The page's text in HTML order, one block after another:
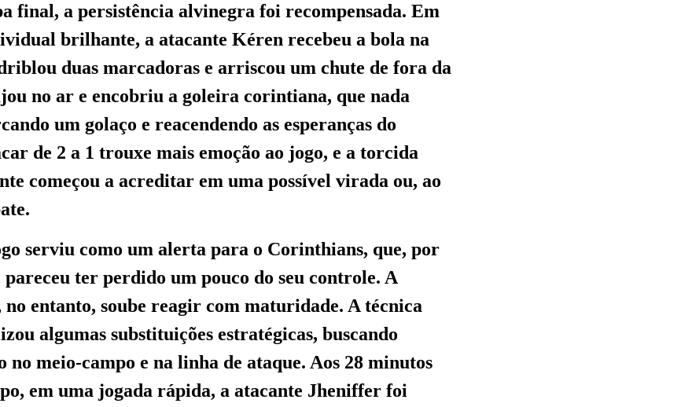
final, a persistência alvinegra foi recompensada. Em
brilhante, a atacante Kéren recebeu a bola na
duas marcadoras e arriscou um chute de fora da
no ar e encobriu a goleira corintiana, que nada
um golaço e reacendendo as esperanças do
de 2 a 1 trouxe mais emoção ao jogo, e a torcida
começou a acreditar em uma possível virada ou, ao
serviu como um alerta para o Corinthians, que, por
ter perdido um pouco do seu controle. A
no entanto, soube reagir com maturidade. A técnica
algumas substituições estratégicas, buscando
no meio-campo e na linha de ataque. Aos 28 minutos
em uma jogada rápida, a atacante Jheniffer foi